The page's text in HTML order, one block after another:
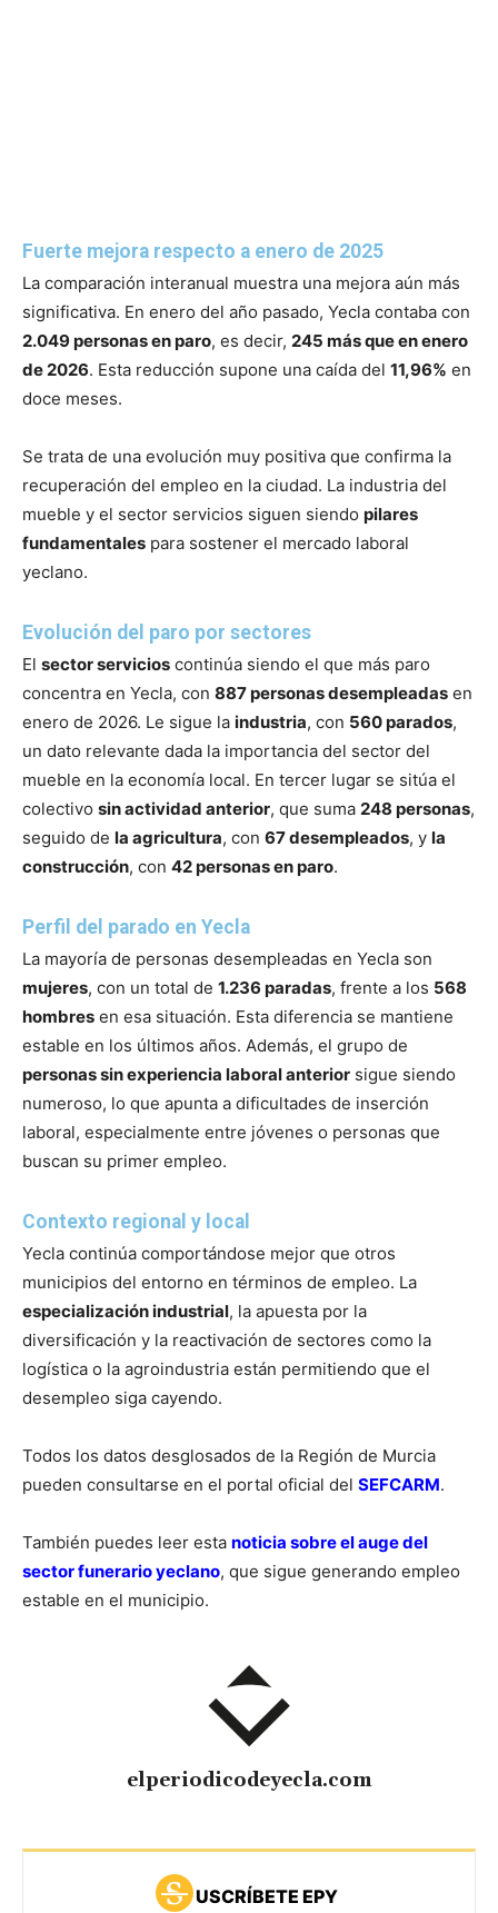
Fuerte mejora respecto a enero de 2025
La comparación interanual muestra una mejora aún más
significativa. En enero del año pasado, Yecla contaba con
2.049 personas en paro, es decir, 245 más que en enero
de 2026. Esta reducción supone una caída del 11,96% en
doce meses.
Se trata de una evolución muy positiva que confirma la
recuperación del empleo en la ciudad. La industria del
mueble y el sector servicios siguen siendo pilares
fundamentales para sostener el mercado laboral
yeclano.
Evolución del paro por sectores
El sector servicios continúa siendo el que más paro
concentra en Yecla, con 887 personas desempleadas en
enero de 2026. Le sigue la industria, con 560 parados,
un dato relevante dada la importancia del sector del
mueble en la economía local. En tercer lugar se sitúa el
colectivo sin actividad anterior, que suma 248 personas,
seguido de la agricultura, con 67 desempleados, y la
construcción, con 42 personas en paro.
Perfil del parado en Yecla
La mayoría de personas desempleadas en Yecla son
mujeres, con un total de 1.236 paradas, frente a los 568
hombres en esa situación. Esta diferencia se mantiene
estable en los últimos años. Además, el grupo de
personas sin experiencia laboral anterior sigue siendo
numeroso, lo que apunta a dificultades de inserción
laboral, especialmente entre jóvenes o personas que
buscan su primer empleo.
Contexto regional y local
Yecla continúa comportándose mejor que otros
municipios del entorno en términos de empleo. La
especialización industrial, la apuesta por la
diversificación y la reactivación de sectores como la
logística o la agroindustria están permitiendo que el
desempleo siga cayendo.
Todos los datos desglosados de la Región de Murcia
pueden consultarse en el portal oficial del SEFCARM.
También puedes leer esta noticia sobre el auge del
sector funerario yeclano, que sigue generando empleo
estable en el municipio.
elperiodicodeyecla.com
USCRÍBETE EPY